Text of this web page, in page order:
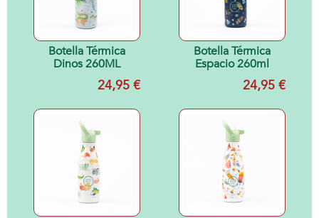
Botella Térmica
Dinos 260ML
24,95 €
Botella Térmica
Espacio 260ml
24,95 €